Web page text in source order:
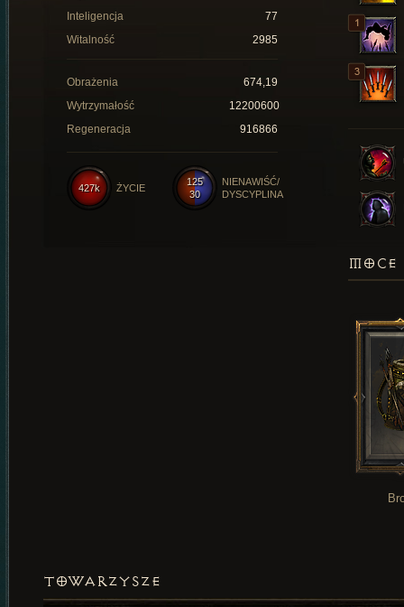
Inteligencja
77
Witalność
2985
Obrażenia
674,19
Wytrzymałość
12200600
Regeneracja
916866
125
30
NIENAWIŚĆ/
DYSCYPLINA
427k ŻYCIE
TOWARZYSZE